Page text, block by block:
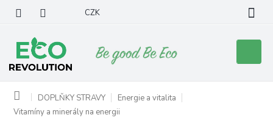
obsah
CZK
košík
Domů DOPLŇKY STRAVY
Energie a vitalita
Vitamíny a minerály na energii